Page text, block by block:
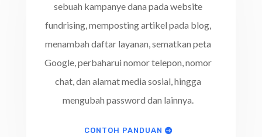
sebuah kampanye dana pada website
fundrising, memposting artikel pada blog,
menambah daftar layanan, sematkan peta
Google, perbaharui nomor telepon, nomor
chat, dan alamat media sosial, hingga
mengubah password dan lainnya.
CONTOH PANDUAN